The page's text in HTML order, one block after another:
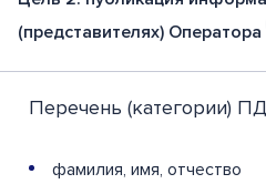
(представителях) Оператора
Перечень (категории)
фамилия, имя, отчество